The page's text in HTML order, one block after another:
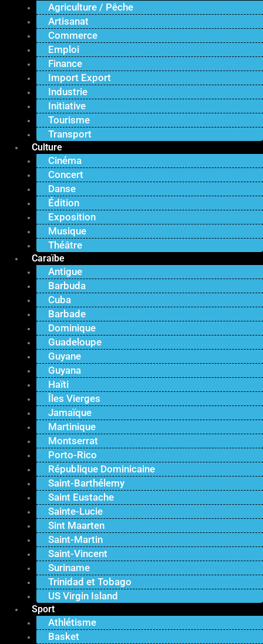
Agriculture / Pêche
Artisanat
Commerce
Emploi
Finance
Import Export
Industrie
Initiative
Tourisme
Transport
Culture
Cinéma
Concert
Danse
Édition
Exposition
Musique
Théâtre
Caraïbe
Antigue
Barbuda
Cuba
Barbade
Dominique
Guadeloupe
Guyane
Guyana
Haïti
Îles Vierges
Jamaïque
Martinique
Montserrat
Porto-Rico
République Dominicaine
Saint-Barthélemy
Saint Eustache
Sainte-Lucie
Sint Maarten
Saint-Martin
Saint-Vincent
Suriname
Trinidad et Tobago
US Virgin Island
Sport
Athlétisme
Basket